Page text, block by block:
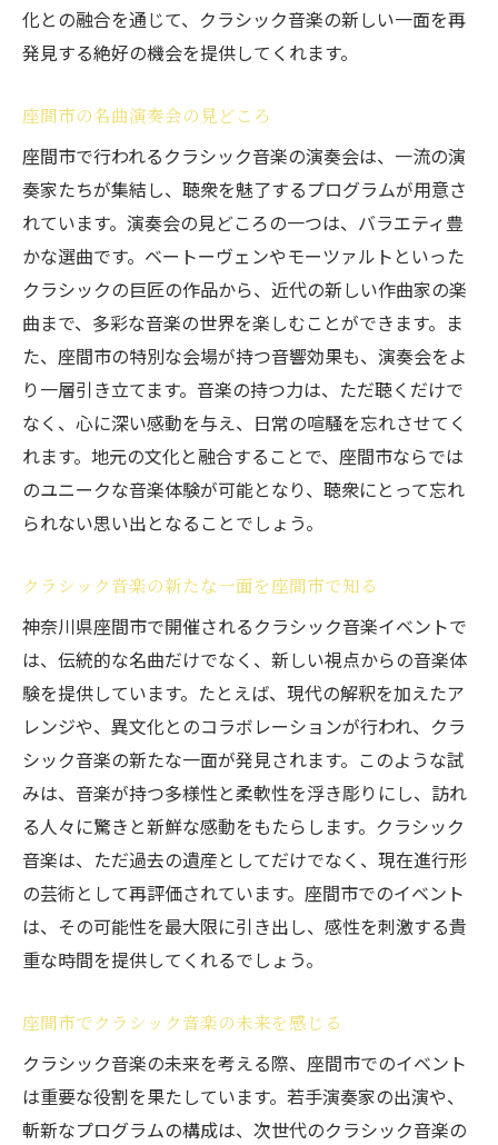
化との融合を通じて、クラシック音楽の新しい一面を再
発見する絶好の機会を提供してくれます。
座間市の名曲演奏会の見どころ
座間市で行われるクラシック音楽の演奏会は、一流の演
奏家たちが集結し、聴衆を魅了するプログラムが用意さ
れています。演奏会の見どころの一つは、バラエティ豊
かな選曲です。ベートーヴェンやモーツァルトといった
クラシックの巨匠の作品から、近代の新しい作曲家の楽
曲まで、多彩な音楽の世界を楽しむことができます。ま
た、座間市の特別な会場が持つ音響効果も、演奏会をよ
り一層引き立てます。音楽の持つ力は、ただ聴くだけで
なく、心に深い感動を与え、日常の喧騒を忘れさせてく
れます。地元の文化と融合することで、座間市ならでは
のユニークな音楽体験が可能となり、聴衆にとって忘れ
られない思い出となることでしょう。
クラシック音楽の新たな一面を座間市で知る
神奈川県座間市で開催されるクラシック音楽イベントで
は、伝統的な名曲だけでなく、新しい視点からの音楽体
験を提供しています。たとえば、現代の解釈を加えたア
レンジや、異文化とのコラボレーションが行われ、クラ
シック音楽の新たな一面が発見されます。このような試
みは、音楽が持つ多様性と柔軟性を浮き彫りにし、訪れ
る人々に驚きと新鮮な感動をもたらします。クラシック
音楽は、ただ過去の遺産としてだけでなく、現在進行形
の芸術として再評価されています。座間市でのイベント
は、その可能性を最大限に引き出し、感性を刺激する貴
重な時間を提供してくれるでしょう。
座間市でクラシック音楽の未来を感じる
クラシック音楽の未来を考える際、座間市でのイベント
は重要な役割を果たしています。若手演奏家の出演や、
斬新なプログラムの構成は、次世代のクラシック音楽の